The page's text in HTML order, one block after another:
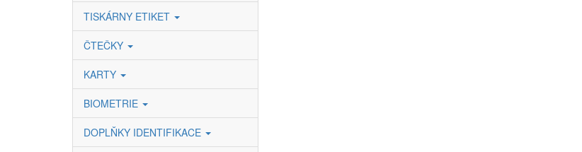
TISKÁRNY ETIKET
ČTEČKY
KARTY
BIOMETRIE
DOPLŇKY IDENTIFIKACE